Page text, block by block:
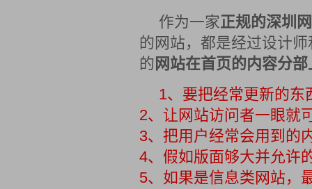
作为一家正规的深圳
的网站，都是经过设计
的 网站在首页的内容分
1、要把经常更新的东
2、让网站访问者一眼就
3、把用户经常会用到的
4、假如版面够大并允许
5、如果是信息类网站，